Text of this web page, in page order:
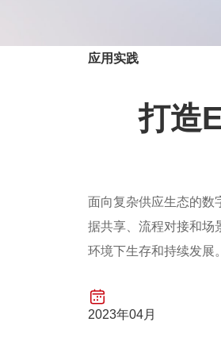
应用实践
打造
面向复杂供应生态的数
据共享、流程对接和场
环境下生存和持续发展。
2023年04月